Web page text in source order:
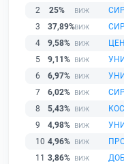
2
25%
СИР
3
37,89%
4
9,58%
5
9,11%
6
6,97%
7
6,02%
8
5,43%
9
4,98%
10 4,96%
11 3,86%